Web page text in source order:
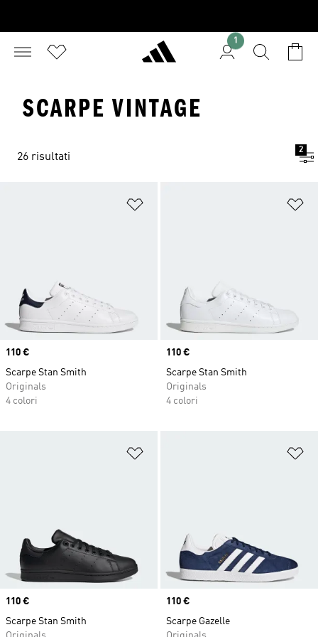
1
SCARPE VINTAGE
26 risultati
2
Aggiungi alla lista dei desideri
Price
110 €
Scarpe Stan Smith
Originals
4 colori
Price
110 €
Scarpe Stan Smith
Originals
4 colori
Aggiungi alla lista dei desideri
Price
110 €
Scarpe Stan Smith
Price
110 €
Scarpe Gazelle